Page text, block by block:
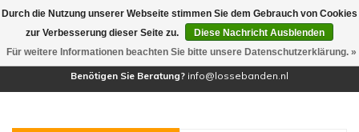
(0)
Benötigen Sie Beratung? info@lossebanden.nl
Durch die Nutzung unserer Webseite stimmen Sie dem Gebrauch von Cookies
zur Verbesserung dieser Seite zu.
Diese Nachricht Ausblenden
Für weitere Informationen beachten Sie bitte unsere Datenschutzerklärung. »